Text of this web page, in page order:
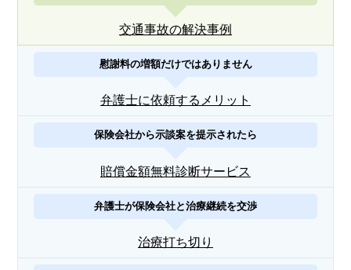
交通事故の解決事例
慰謝料の増額だけではありません
弁護士に依頼するメリット
保険会社から示談案を提示されたら
賠償金額無料診断サービス
弁護士が保険会社と治療継続を交渉
治療打ち切り